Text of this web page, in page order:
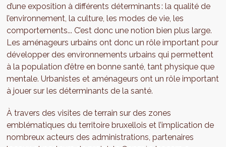
d’une exposition à différents déterminants : la qualité de
l’environnement, la culture, les modes de vie, les
comportements... C’est donc une notion bien plus large.
Les aménageurs urbains ont donc un rôle important pour
développer des environnements urbains qui permettent
à la population d’être en bonne santé, tant physique que
mentale. Urbanistes et aménageurs ont un rôle important
à jouer sur les déterminants de la santé.
À travers des visites de terrain sur des zones
emblématiques du territoire bruxellois et l’implication de
nombreux acteurs des administrations, partenaires